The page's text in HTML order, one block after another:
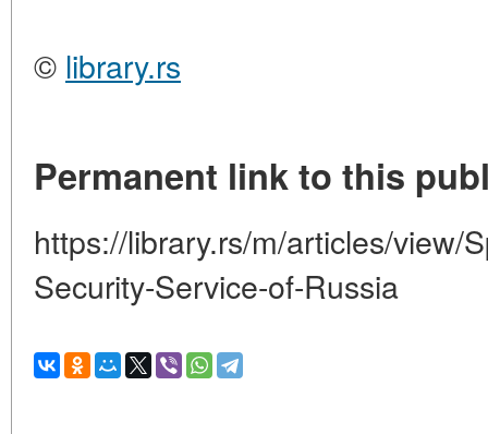
© library.rs
Permanent link to this
https://library.rs/m/articles/view/
Security-Service-of-Russia